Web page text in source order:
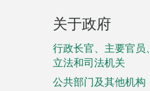
页
脚
菜
单
关于政府
行政长官、主要官员、
立法和司法机关
公共部门及其他机构